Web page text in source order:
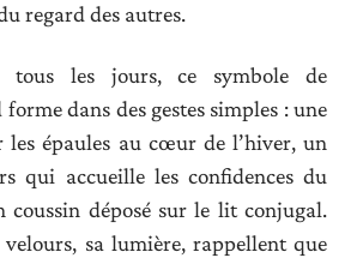
regard des autres.
les jours, ce symbole de
dans des gestes simples : une
les épaules au cœur de l’hiver, un
qui accueille les confidences du
coussin déposé sur le lit conjugal.
sa lumière, rappellent que